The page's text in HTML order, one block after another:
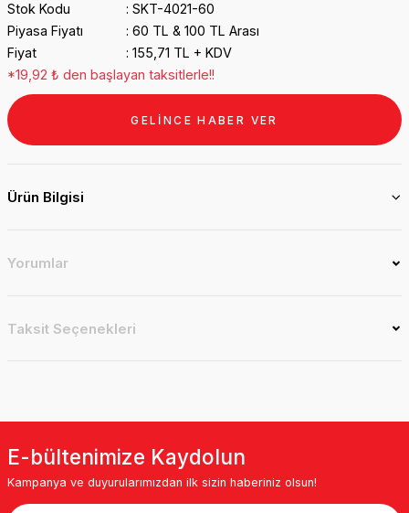
Stok Kodu
SKT-4021-60
Piyasa Fiyatı
60 TL & 100 TL Arası
Fiyat
155,71 TL + KDV
*19,92 ₺ den başlayan taksitlerle!!
GELİNCE HABER VER
Ürün Bilgisi
Yorumlar
Taksit Seçenekleri
E-bültenimize Kaydolun
Kampanya ve duyurularımızdan ilk sizin haberiniz olsun!